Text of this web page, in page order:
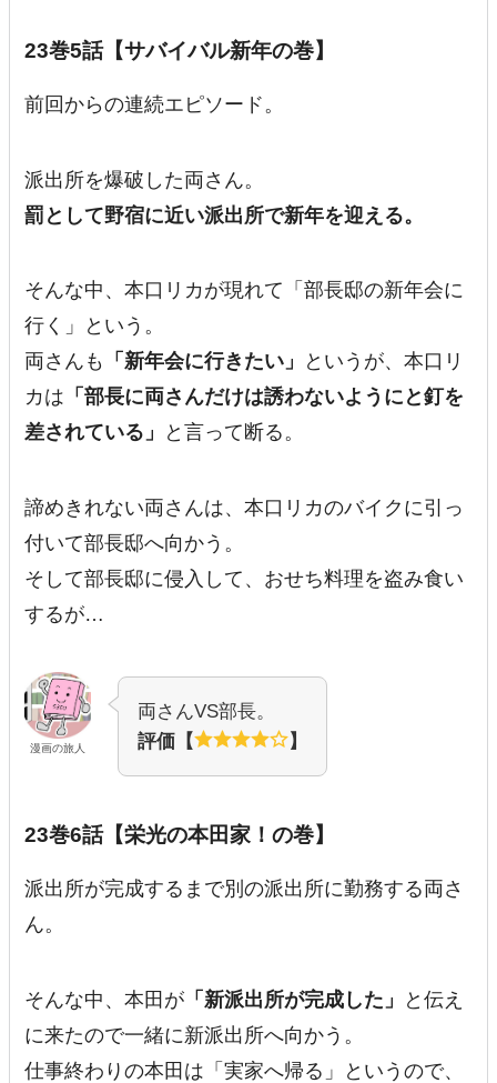
23巻5話【サバイバル新年の巻】
前回からの連続エピソード。
派出所を爆破した両さん。
罰として野宿に近い派出所で新年を迎える。
そんな中、本口リカが現れて「部長邸の新年会に
行く」という。
両さんも
「新年会に行きたい」
というが、本口リ
カは 「部長に両さんだけは誘わないようにと釘を
差されている」
と言って断る。
諦めきれない両さんは、本口リカのバイクに引っ
付いて部長邸へ向かう。
そして部長邸に侵入して、おせち料理を盗み食い
するが…
漫画の旅人
両さんVS部長。
評価【
】
23巻6話【栄光の本田家！の巻】
派出所が完成するまで別の派出所に勤務する両さ
ん。
そんな中、本田が 「新派出所が完成した」
と伝え
に来たので一緒に新派出所へ向かう。
仕事終わりの本田は「実家へ帰る」というので、